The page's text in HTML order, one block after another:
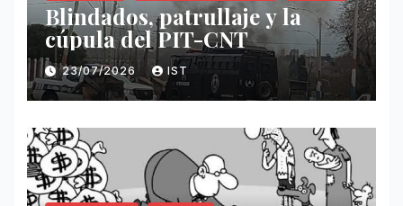
Blindados, patrullaje y la
cúpula del PIT-CNT
23/07/2026 IST